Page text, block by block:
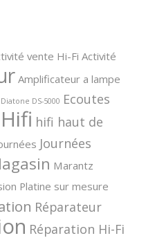
vente Hi-Fi Activité
Amplificateur a lampe
Diatone DS-5000 Ecoutes
Hifi hifi haut de
Journées
Marantz
Platine sur mesure
Réparateur
Réparation Hi-Fi